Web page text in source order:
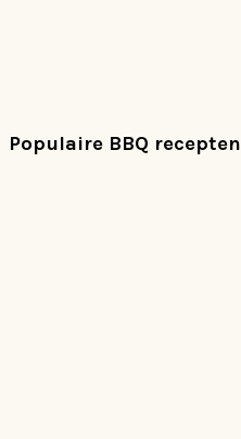
Populaire BBQ recepten